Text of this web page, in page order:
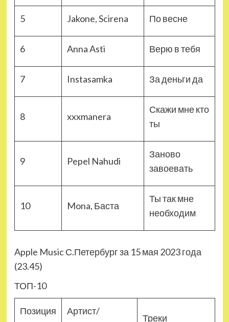
5 Jakone, Scirena По весне
6 Anna Asti Верю в тебя
7 Instasamka За деньги да
8 xxxmanera
Скажи мне кто
ты
9 Pepel Nahudi
Заново
завоевать
10 Mona, Баста
Ты так мне
необходим
Apple Music С.Петербург за 15 мая 2023 года
(23.45)
ТОП-10
Позиция
Артист/
Треки